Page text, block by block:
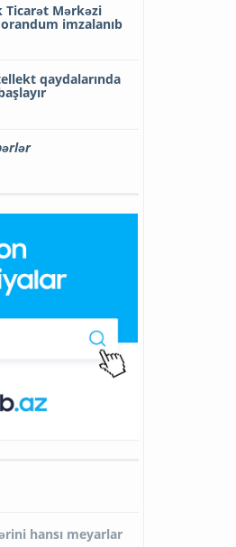
Ticarət Mərkəzi
imzalanıb
qaydalarında
hansı meyarlar